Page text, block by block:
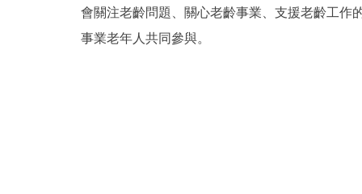
會關注老齡問題、關心老齡事業、支援老齡工作
事業老年人共同參與。